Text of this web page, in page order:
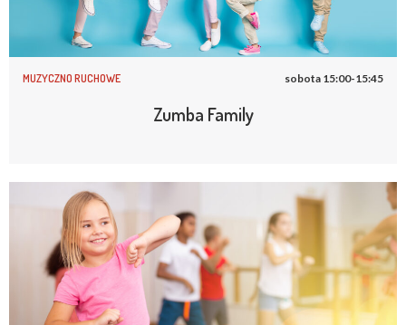
MUZYCZNO RUCHOWE sobota 15:00-15:45
Zumba Family